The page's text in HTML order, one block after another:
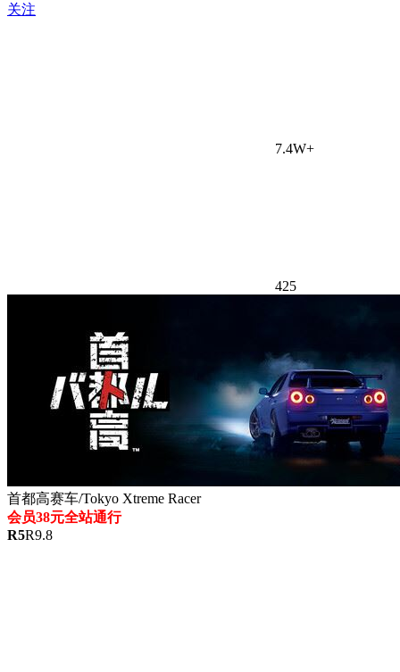
关注
7.4W+
425
首都高赛车/Tokyo Xtreme Racer
会员38元全站通行
R5R9.8